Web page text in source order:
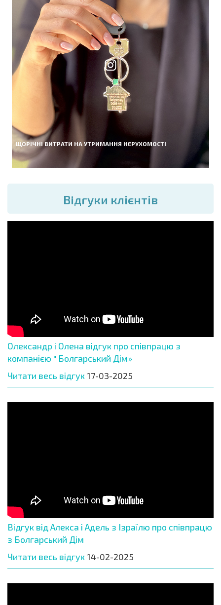
ЩОРІЧНІ ВИТРАТИ НА УТРИМАННЯ НЕРУХОМОСТІ
Вiдгуки клієнтів
Олександр і Олена відгук про співпрацю з
компанією " Болгарський Дім»
Читати весь відгук 17-03-2025
Відгук від Алекса і Адель з Ізраїлю про співпрацю
з Болгарський Дім
Читати весь відгук 14-02-2025